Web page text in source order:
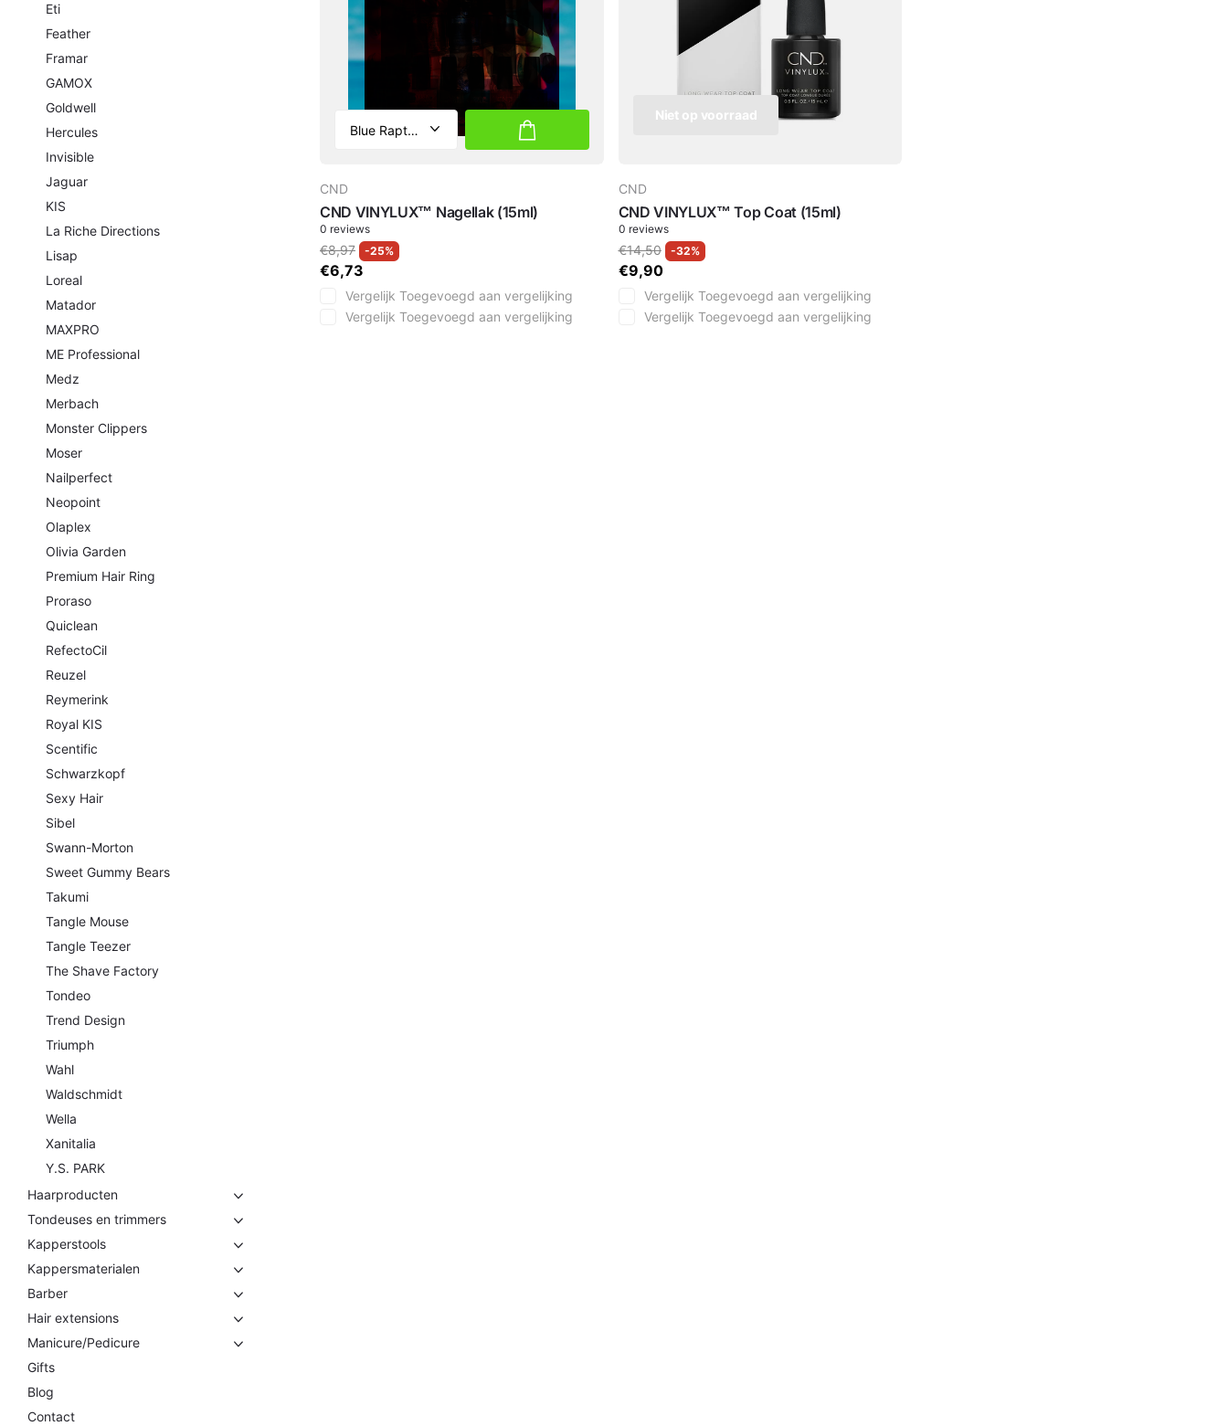
CND
CND VINYLUX™ Nagellak (15ml)
0 reviews
€8,97 -25%
€6,73
Vergelijk Toegevoegd aan vergelijking
Vergelijk Toegevoegd aan vergelijking
Niet op voorraad
CND
CND VINYLUX™ Top Coat (15ml)
0 reviews
€14,50 -32%
€9,90
Vergelijk Toegevoegd aan vergelijking
Vergelijk Toegevoegd aan vergelijking
Eti
Feather
Framar
GAMOX
Goldwell
Hercules
Invisible
Jaguar
KIS
La Riche Directions
Lisap
Loreal
Matador
MAXPRO
ME Professional
Medz
Merbach
Monster Clippers
Moser
Nailperfect
Neopoint
Olaplex
Olivia Garden
Premium Hair Ring
Proraso
Quiclean
RefectoCil
Reuzel
Reymerink
Royal KIS
Scentific
Schwarzkopf
Sexy Hair
Sibel
Swann-Morton
Sweet Gummy Bears
Takumi
Tangle Mouse
Tangle Teezer
The Shave Factory
Tondeo
Trend Design
Triumph
Wahl
Waldschmidt
Wella
Xanitalia
Y.S. PARK
Haarproducten
Tondeuses en trimmers
Kapperstools
Kappersmaterialen
Barber
Hair extensions
Manicure/Pedicure
Gifts
Blog
Contact